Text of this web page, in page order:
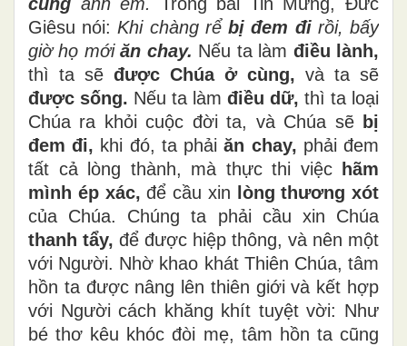
Giêsu nói: Khi chàng rểbị đem đirồi, bấy
giờ họ mớiăn chay. Nếu ta làm điều lành,
thì ta sẽ được Chúa ở cùng, và ta sẽ
được sống. Nếu ta làm điều dữ, thì ta loại
Chúa ra khỏi cuộc đời ta, và Chúa sẽ bị
đem đi, khi đó, ta phảiăn chay, phải đem
tất cả lòng thành, mà thực thi việchãm
mình ép xác,để cầu xin lòng thương xót
của Chúa. Chúng ta phải cầu xin Chúa
thanh tẩy, để được hiệp thông, và nên một
với Người. Nhờ khao khát Thiên Chúa, tâm
hồn ta được nâng lên thiên giới và kết hợp
với Người cách khăng khít tuyệt vời: Như
bé thơ kêu khóc đòi mẹ, tâm hồn ta cũng